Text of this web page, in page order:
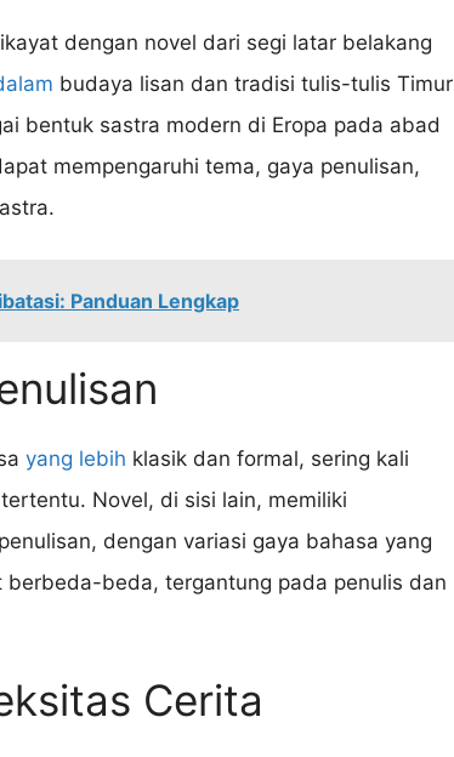
dengan novel dari segi latar belakang
budaya lisan dan tradisi tulis-tulis Timur
bentuk sastra modern di Eropa pada abad
mempengaruhi tema, gaya penulisan,
Panduan Lengkap
yang lebih klasik dan formal, sering kali
Novel, di sisi lain, memiliki
dengan variasi gaya bahasa yang
beda, tergantung pada penulis dan
Cerita